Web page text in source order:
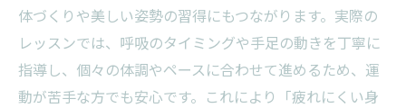
体づくりや美しい姿勢の習得にもつながります。実際の
レッスンでは、呼吸のタイミングや手足の動きを丁寧に
指導し、個々の体調やペースに合わせて進めるため、運
動が苦手な方でも安心です。これにより「疲れにくい身